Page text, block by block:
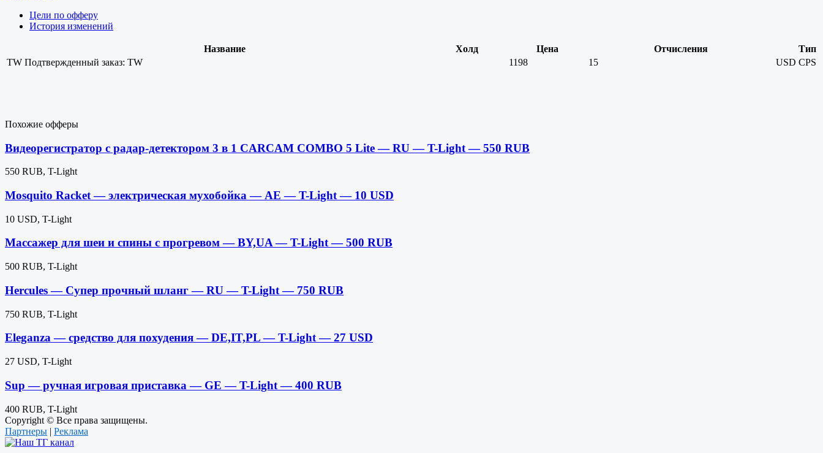
Цели по офферу
История изменений
Название Холд Цена Отчисления
Тип
TW Подтвержденный заказ: TW 1198 15 USD CPS
Похожие офферы
Видеорегистратор с радар-детектором 3 в 1 CARCAM COMBO 5 Lite — RU — T-Light — 550 RUB
550 RUB, T-Light
Mosquito Racket — электрическая мухобойка — AE — T-Light — 10 USD
10 USD, T-Light
Массажер для шеи и спины с прогревом — BY,UA — T-Light — 500 RUB
500 RUB, T-Light
Hercules — Супер прочный шланг — RU — T-Light — 750 RUB
750 RUB, T-Light
Eleganza — средство для похудения — DE,IT,PL — T-Light — 27 USD
27 USD, T-Light
Sup — ручная игровая приставка — GE — T-Light — 400 RUB
400 RUB, T-Light
Copyright © Все права защищены.
Партнеры | Реклама